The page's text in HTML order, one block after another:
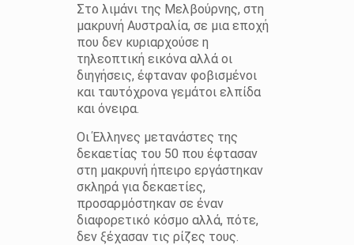
Στο λιμάνι της Μελβούρνης, στη
μακρυνή Αυστραλία, σε μια εποχή
που δεν κυριαρχούσε η
τηλεοπτική εικόνα αλλά οι
διηγήσεις, έφταναν φοβισμένοι
και ταυτόχρονα γεμάτοι ελπίδα
και όνειρα.
Οι Έλληνες μετανάστες της
δεκαετίας του 50 που έφτασαν
στη μακρυνή ήπειρο εργάστηκαν
σκληρά για δεκαετίες,
προσαρμόστηκαν σε έναν
διαφορετικό κόσμο αλλά, πότε,
δεν ξέχασαν τις ρίζες τους.